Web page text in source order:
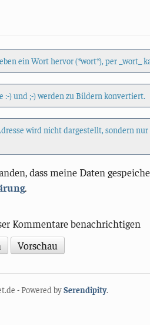
ein Wort hervor (*wort*), per _wort_
:-) und ;-) werden zu Bildern konvertiert.
wird nicht dargestellt, sondern
dass meine Daten
.
Kommentare benachrichtigen
- Powered bySerendipity.